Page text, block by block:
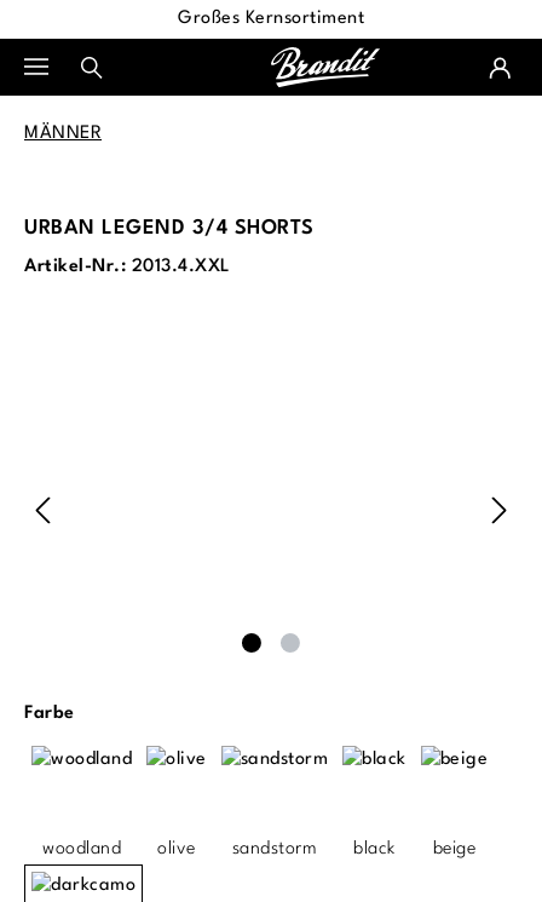
Großes Kernsortiment
MÄNNER
URBAN LEGEND 3/4 SHORTS
Artikel-Nr.: 2013.4.XXL
Farbeauswählen
woodland olive sandstorm black beige